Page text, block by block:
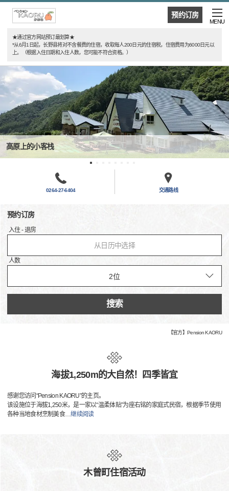
预约订房
MENU
★通过官方网站预订最划算★
*从6月1日起，长野县将对不含餐费的住宿，收取每人200日元的住宿税，住宿费用为6000日元以
上。（根据入住日期和入住人数，您可能不符合资格。）
高原上的小客栈
0264-27-6404 交通路线
预约订房
入住 - 退房
从日历中选择
人数
搜索
【官方】Pension KAORU
海拔1,250m的大自然！四季皆宜
感谢您访问“Pension KAORU”的主页。
该设施位于海拔1,250米，是一家以“温柔体贴”为座右铭的家庭式民宿，根据季节使用
各种当地食材烹制美食…继续阅读
木曾町住宿活动